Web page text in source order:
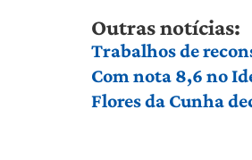
Outras notícias:
Trabalhos de
Com nota 8,6 no
Flores da Cunha